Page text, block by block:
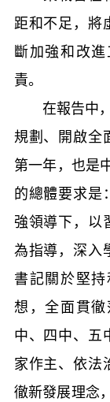
距和不足，將
斷加強和改
責。
在報告中，
規劃、開啟全
第一年，也是
的總體要求是
強領導下，以
為指導，深入
書記關於堅
想，全面貫
中、四中、五
家作主、依法
徹新發展理念